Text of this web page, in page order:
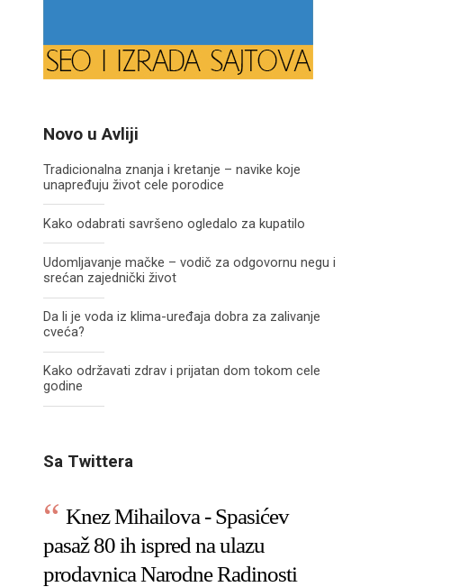
Novo u Avliji
Tradicionalna znanja i kretanje – navike koje
unapređuju život cele porodice
Kako odabrati savršeno ogledalo za kupatilo
Udomljavanje mačke – vodič za odgovornu negu i
srećan zajednički život
Da li je voda iz klima-uređaja dobra za zalivanje
cveća?
Kako održavati zdrav i prijatan dom tokom cele
godine
Sa Twittera
Knez Mihailova - Spasićev
pasaž 80 ih ispred na ulazu
prodavnica Narodne Radinosti